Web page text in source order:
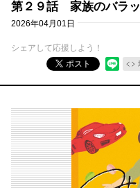
第２９話 家族のバラッ
2026年04月01日
シェアして応援しよう！
ポスト